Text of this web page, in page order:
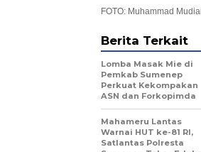
FOTO: Muhammad
Berita Terkait
Lomba Masak Mie di
Pemkab Sumenep
Perkuat Kekompakan
ASN dan Forkopimda
Mahameru Lantas
Warnai HUT ke-81 RI,
Satlantas Polresta